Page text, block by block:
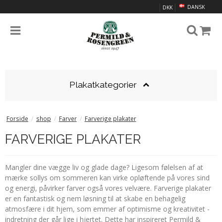
DANSK
DKK
Plakatkategorier
Forside / shop / Farver / Farverige plakater
FARVERIGE PLAKATER
Mangler dine vægge liv og glade dage? Ligesom følelsen af at
mærke sollys om sommeren kan virke opløftende på vores sind
og energi, påvirker farver også vores velvære. Farverige plakater
er en fantastisk og nem løsning til at skabe en behagelig
atmosfære i dit hjem, som emmer af optimisme og kreativitet -
indretning der går lige i hjertet. Dette har inspireret Permild &